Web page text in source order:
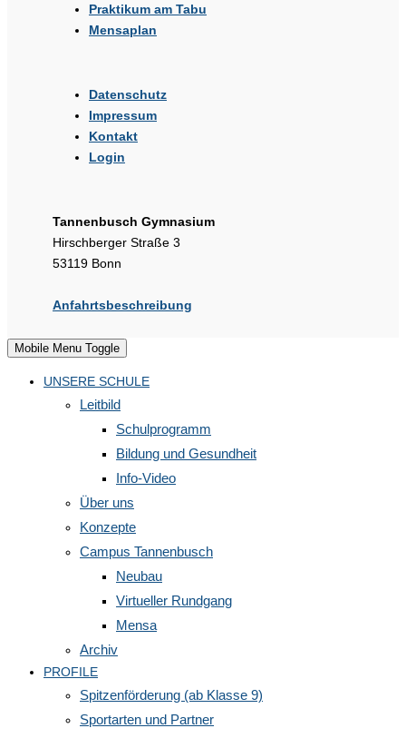
Praktikum am Tabu
Mensaplan
Datenschutz
Impressum
Kontakt
Login
Tannenbusch Gymnasium
Hirschberger Straße 3
53119 Bonn
Anfahrtsbeschreibung
Mobile Menu Toggle
UNSERE SCHULE
Leitbild
Schulprogramm
Bildung und Gesundheit
Info-Video
Über uns
Konzepte
Campus Tannenbusch
Neubau
Virtueller Rundgang
Mensa
Archiv
PROFILE
Spitzenförderung (ab Klasse 9)
Sportarten und Partner